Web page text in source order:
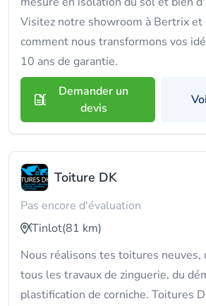
Visitez notre showroom à Bertrix et
comment nous transformons vos
10 ans de garantie.
Demander un
devis
Toiture DK
Pas encore d'évaluation
Tinlot(81 km)
Nous réalisons tes toitures neuves,
tous les travaux de zinguerie, du
plastification de corniche. Toitures